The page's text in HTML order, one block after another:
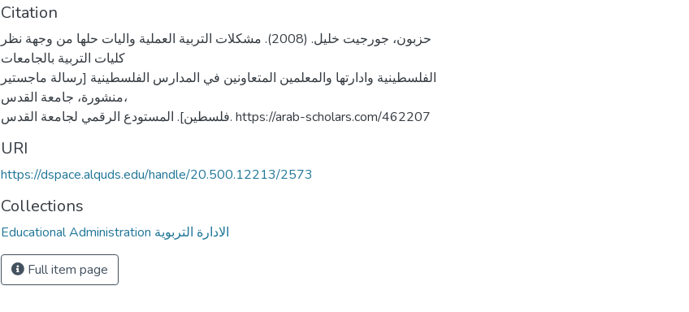
Citation
حزبون، جورجيت خليل. (2008). مشكلات التربية العملية واليات حلها من وجهة نظر
كليات التربية بالجامعات
الفلسطينية وادارتها والمعلمين المتعاونين في المدارس الفلسطينية [رسالة ماجستير
منشورة، جامعة القدس،
فلسطين]. المستودع الرقمي لجامعة القدس. https://arab-scholars.com/462207
URI
https://dspace.alquds.edu/handle/20.500.12213/2573
Collections
Educational Administration الادارة التربوية
Full item page